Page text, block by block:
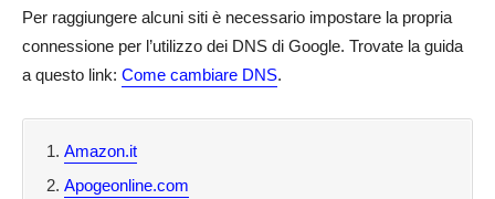
Per raggiungere alcuni siti è necessario impostare la propria
connessione per l’utilizzo dei DNS di Google. Trovate la guida
a questo link: Come cambiare DNS.
Amazon.it
Apogeonline.com